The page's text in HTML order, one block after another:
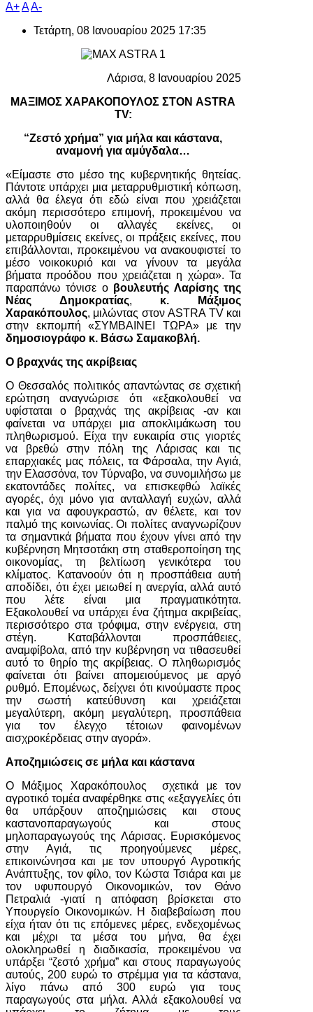
A+AA-
Τετάρτη, 08 Ιανουαρίου 2025 17:35
Λάρισα, 8 Ιανουαρίου 2025
ΜΑΞΙΜΟΣ ΧΑΡΑΚΟΠΟΥΛΟΣ ΣΤΟΝ ASTRA
TV:
“Ζεστό χρήμα” για μήλα και κάστανα,
αναμονή για αμύγδαλα…
«Είμαστε στο μέσο της κυβερνητικής θητείας.
Πάντοτε υπάρχει μια μεταρρυθμιστική κόπωση,
αλλά θα έλεγα ότι εδώ είναι που χρειάζεται
ακόμη περισσότερο επιμονή, προκειμένου να
υλοποιηθούν οι αλλαγές εκείνες, οι
μεταρρυθμίσεις εκείνες, οι πράξεις εκείνες, που
επιβάλλονται, προκειμένου να ανακουφιστεί το
μέσο νοικοκυριό και να γίνουν τα μεγάλα
βήματα προόδου που χρειάζεται η χώρα». Τα
παραπάνω τόνισε ο βουλευτής Λαρίσης της
Νέας Δημοκρατίας, κ. Μάξιμος
Χαρακόπουλος, μιλώντας στον ASTRA TV και
στην εκπομπή «ΣΥΜΒΑΙΝΕΙ ΤΩΡΑ» με την
δημοσιογράφο κ. Βάσω Σαμακοβλή.
Ο βραχνάς της ακρίβειας
Ο Θεσσαλός πολιτικός απαντώντας σε σχετική
ερώτηση αναγνώρισε ότι «εξακολουθεί να
υφίσταται ο βραχνάς της ακρίβειας -αν και
φαίνεται να υπάρχει μια αποκλιμάκωση του
πληθωρισμού. Είχα την ευκαιρία στις γιορτές
να βρεθώ στην πόλη της Λάρισας και τις
επαρχιακές μας πόλεις, τα Φάρσαλα, την Αγιά,
την Ελασσόνα, τον Τύρναβο, να συνομιλήσω με
εκατοντάδες πολίτες, να επισκεφθώ λαϊκές
αγορές, όχι μόνο για ανταλλαγή ευχών, αλλά
και για να αφουγκραστώ, αν θέλετε, και τον
παλμό της κοινωνίας. Οι πολίτες αναγνωρίζουν
τα σημαντικά βήματα που έχουν γίνει από την
κυβέρνηση Μητσοτάκη στη σταθεροποίηση της
οικονομίας, τη βελτίωση γενικότερα του
κλίματος. Κατανοούν ότι η προσπάθεια αυτή
αποδίδει, ότι έχει μειωθεί η ανεργία, αλλά αυτό
που λέτε είναι μια πραγματικότητα.
Εξακολουθεί να υπάρχει ένα ζήτημα ακριβείας,
περισσότερο στα τρόφιμα, στην ενέργεια, στη
στέγη. Καταβάλλονται προσπάθειες,
αναμφίβολα, από την κυβέρνηση να τιθασευθεί
αυτό το θηρίο της ακρίβειας. Ο πληθωρισμός
φαίνεται ότι βαίνει απομειούμενος με αργό
ρυθμό. Επομένως, δείχνει ότι κινούμαστε προς
την σωστή κατεύθυνση και χρειάζεται
μεγαλύτερη, ακόμη μεγαλύτερη, προσπάθεια
για τον έλεγχο τέτοιων φαινομένων
αισχροκέρδειας στην αγορά».
Αποζημιώσεις σε μήλα και κάστανα
Ο Μάξιμος Χαρακόπουλος σχετικά με τον
αγροτικό τομέα αναφέρθηκε στις «εξαγγελίες ότι
θα υπάρξουν αποζημιώσεις και στους
καστανοπαραγωγούς και στους
μηλοπαραγωγούς της Λάρισας. Ευρισκόμενος
στην Αγιά, τις προηγούμενες μέρες,
επικοινώνησα και με τον υπουργό Αγροτικής
Ανάπτυξης, τον φίλο, τον Κώστα Τσιάρα και με
τον υφυπουργό Οικονομικών, τον Θάνο
Πετραλιά -γιατί η απόφαση βρίσκεται στο
Υπουργείο Οικονομικών. Η διαβεβαίωση που
είχα ήταν ότι τις επόμενες μέρες, ενδεχομένως
και μέχρι τα μέσα του μήνα, θα έχει
ολοκληρωθεί η διαδικασία, προκειμένου να
υπάρξει “ζεστό χρήμα” και στους παραγωγούς
αυτούς, 200 ευρώ το στρέμμα για τα κάστανα,
λίγο πάνω από 300 ευρώ για τους
παραγωγούς στα μήλα. Αλλά εξακολουθεί να